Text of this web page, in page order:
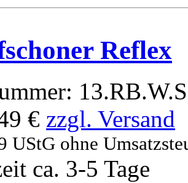
Reflex
€ zzgl. Versand
UStG ohne
ca. 3-5 Tage